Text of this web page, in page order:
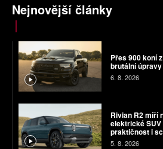
Nejnovější články
Přes 900 koní
brutální
6. 8. 2026
Rivian R2 míří
elektrické
praktičnost i
5. 8. 2026